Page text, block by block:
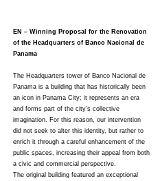
EN – Winning Proposal for the Renovation
of the Headquarters of Banco Nacional de
Panama
The Headquarters tower of Banco Nacional de
Panama is a building that has historically been
an icon in Panama City; it represents an era
and forms part of the city’s collective
imagination. For this reason, our intervention
did not seek to alter this identity, but rather to
enrich it through a careful enhancement of the
public spaces, increasing their appeal from both
a civic and commercial perspective.
The original building featured an exceptional